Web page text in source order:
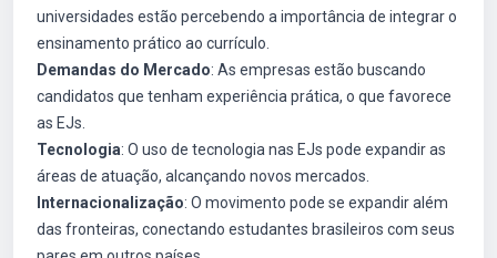
universidades estão percebendo a importância de integrar o
ensinamento prático ao currículo.
Demandas do Mercado: As empresas estão buscando
candidatos que tenham experiência prática, o que favorece
as EJs.
Tecnologia: O uso de tecnologia nas EJs pode expandir as
áreas de atuação, alcançando novos mercados.
Internacionalização: O movimento pode se expandir além
das fronteiras, conectando estudantes brasileiros com seus